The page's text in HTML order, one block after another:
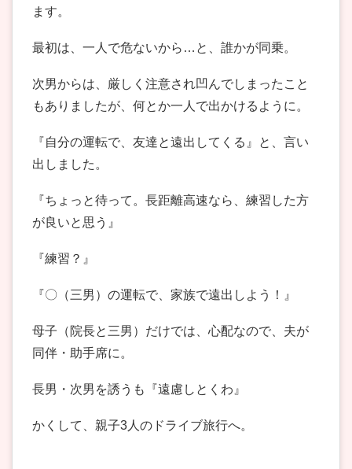
ます。
最初は、一人で危ないから…と、誰かが同乗。
次男からは、厳しく注意され凹んでしまったこと
もありましたが、何とか一人で出かけるように。
『自分の運転で、友達と遠出してくる』と、言い
出しました。
『ちょっと待って。長距離高速なら、練習した方
が良いと思う』
『練習？』
『〇（三男）の運転で、家族で遠出しよう！』
母子（院長と三男）だけでは、心配なので、夫が
同伴・助手席に。
長男・次男を誘うも『遠慮しとくわ』
かくして、親子3人のドライブ旅行へ。